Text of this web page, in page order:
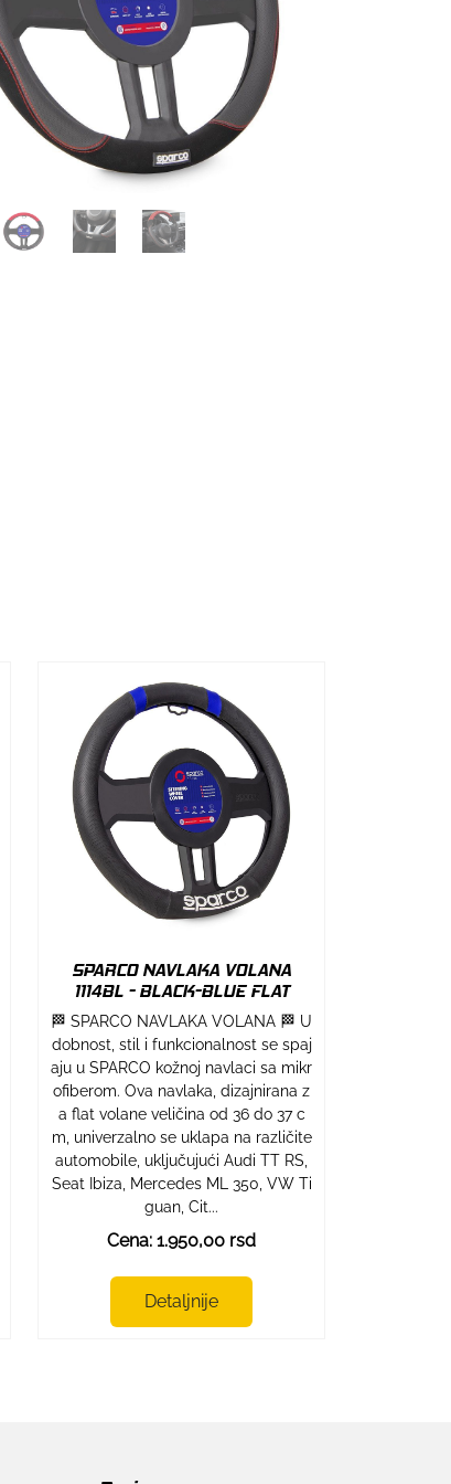
SPARCO NAVLAKA VOLANA
1114BL - BLACK-BLUE FLAT
🏁 SPARCO NAVLAKA VOLANA 🏁 U
dobnost, stil i funkcionalnost se spaj
aju u SPARCO kožnoj navlaci sa mikr
ofiberom. Ova navlaka, dizajnirana z
a flat volane veličina od 36 do 37 c
m, univerzalno se uklapa na različite
automobile, uključujući Audi TT RS,
Seat Ibiza, Mercedes ML 350, VW Ti
guan, Cit...
Cena: 1.950,00 rsd
Detaljnije